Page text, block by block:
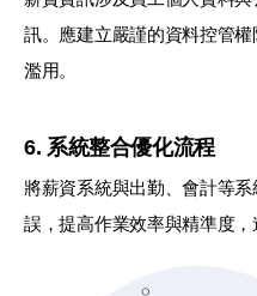
訊。應建立嚴謹的資料控管
濫用。
6. 系統整合優化流程
將薪資系統與出勤、會計等
誤，提高作業效率與精準度，